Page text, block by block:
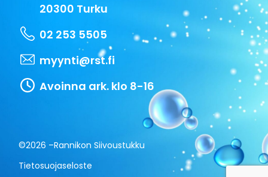
20300 Turku
02 253 5505
myynti@rst.fi
Avoinna ark. klo 8-16
©2026 –Rannikon Siivoustukku
Tietosuojaseloste